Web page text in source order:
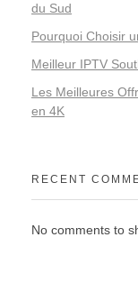
du Sud
Pourquoi Choisir
Meilleur IPTV
Les Meilleures
en 4K
RECENT
No comments to